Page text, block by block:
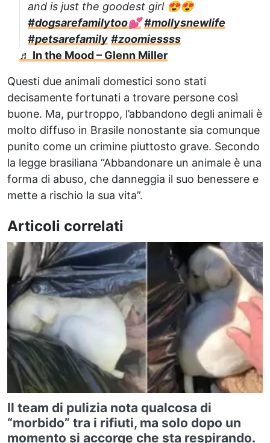
and is just the goodest girl 😍😍
#dogsarefamilytoo💕 #mollysnewlife
#petsarefamily #zoomiessss
♬ In the Mood – Glenn Miller
Questi due animali domestici sono stati
decisamente fortunati a trovare persone così
buone. Ma, purtroppo, l’abbandono degli animali è
molto diffuso in Brasile nonostante sia comunque
punito come un crimine piuttosto grave. Secondo
la legge brasiliana “Abbandonare un animale è una
forma di abuso, che danneggia il suo benessere e
mette a rischio la sua vita”.
Articoli correlati
Il team di pulizia nota qualcosa di
“morbido” tra i rifiuti, ma solo dopo un
momento si accorge che sta respirando.